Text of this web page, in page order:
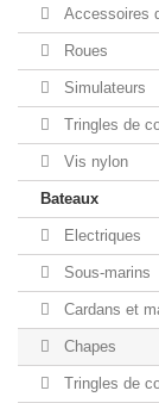
Accessoires
Roues
Simulateurs
Tringles de
Vis nylon
Bateaux
Electriques
Sous-marins
Cardans et
Chapes
Tringles de